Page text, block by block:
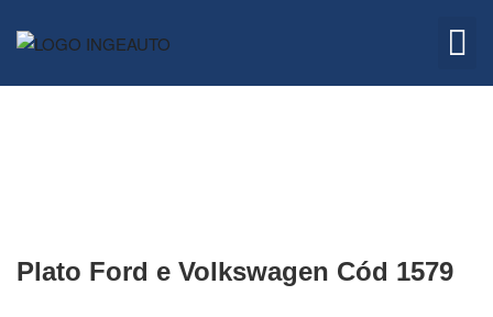
Plato Ford e Volkswagen Cód 1579